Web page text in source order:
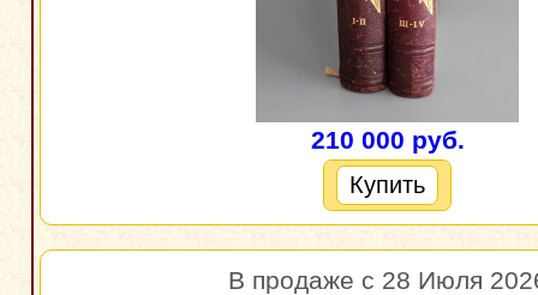
210 000 руб.
Купить
В продаже с 28 Июля